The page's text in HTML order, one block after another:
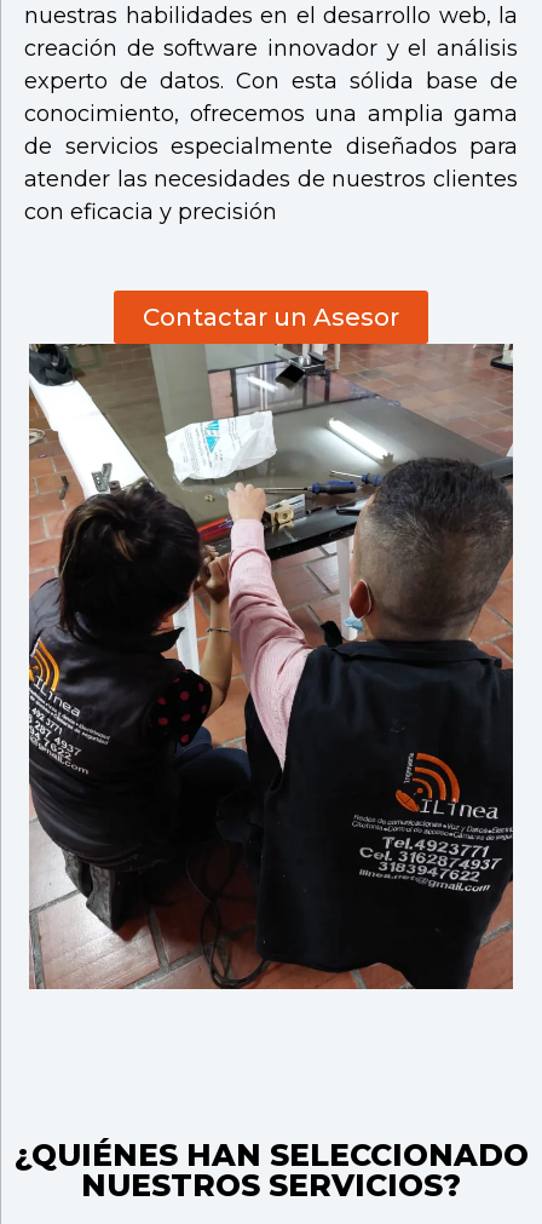
nuestras habilidades en el desarrollo web, la
creación de software innovador y el análisis
experto de datos. Con esta sólida base de
conocimiento, ofrecemos una amplia gama
de servicios especialmente diseñados para
atender las necesidades de nuestros clientes
con eficacia y precisión
Contactar un Asesor
¿QUIÉNES HAN SELECCIONADO
NUESTROS SERVICIOS?